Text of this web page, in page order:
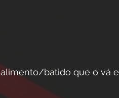
alimento/batido que o vá